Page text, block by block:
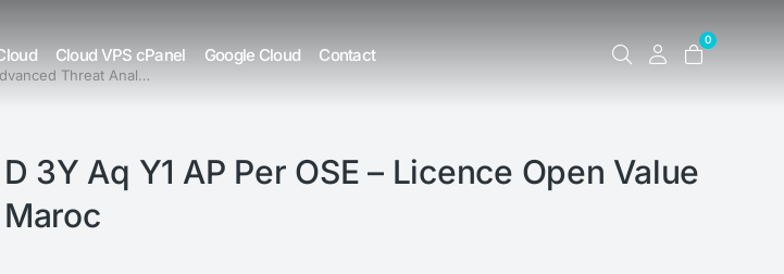
Cloud VPS cPanel Google Cloud Contact
0
Threat Anal…
3Y Aq Y1 AP Per OSE – Licence Open Value